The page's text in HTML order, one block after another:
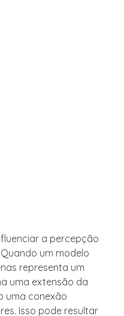
a percepção
um modelo
representa um
uma extensão da
uma conexão
Isso pode resultar